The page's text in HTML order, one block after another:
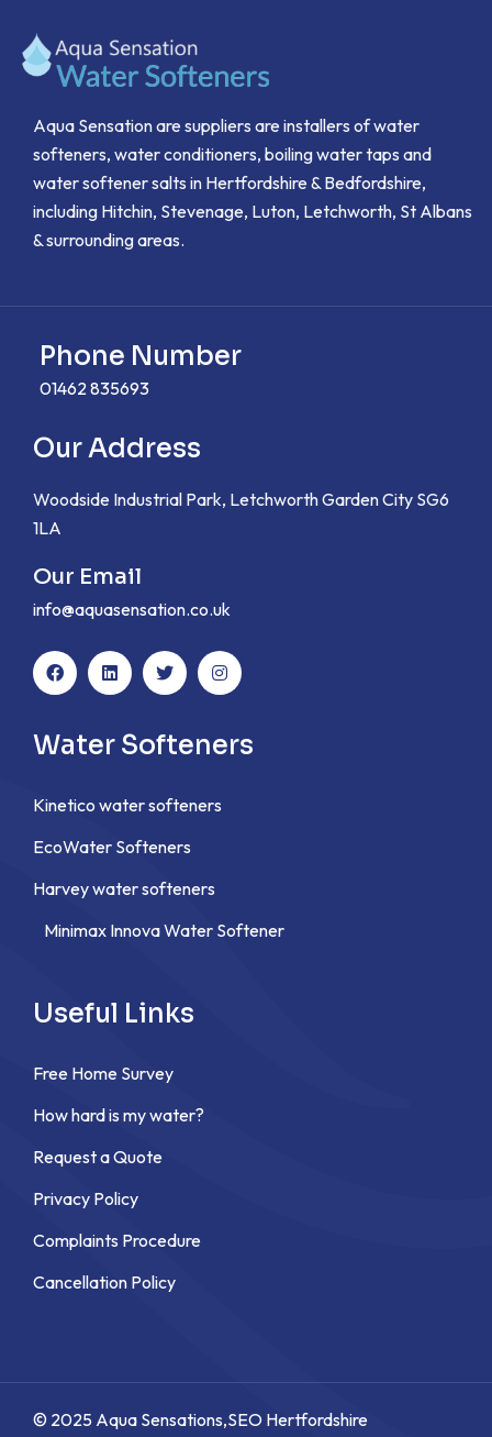
Aqua Sensation are suppliers are installers of water
softeners, water conditioners, boiling water taps and
water softener salts in Hertfordshire & Bedfordshire,
including Hitchin, Stevenage, Luton, Letchworth, St Albans
& surrounding areas.
Phone Number
01462 835693
Our Address
Woodside Industrial Park, Letchworth Garden City SG6
1LA
Our Email
info@aquasensation.co.uk
Water Softeners
Kinetico water softeners
EcoWater Softeners
Harvey water softeners
Minimax Innova Water Softener
Useful Links
Free Home Survey
How hard is my water?
Request a Quote
Privacy Policy
Complaints Procedure
Cancellation Policy
© 2025 Aqua Sensations,SEO Hertfordshire